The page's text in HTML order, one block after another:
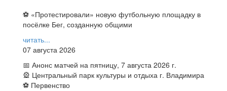
⚽ ️«Протестировали» новую футбольную площадку в
посёлке Бег, созданную общими
читать...
07 августа 2026
📅 Анонс матчей на пятницу, 7 августа 2026 г.
🎡 Центральный парк культуры и отдыха г. Владимира
⚽ Первенство